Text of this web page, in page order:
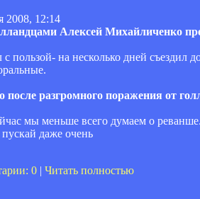
2008, 12:14
Алексей Михайличенко
на несколько дней съездил
разгромного поражения от
мы меньше всего думаем о
даже очень
0 | Читать полностью